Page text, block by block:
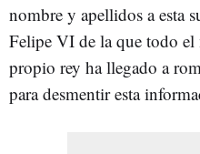
nombre y apellidos a esta
Felipe VI de la que todo el
propio rey ha llegado a
para desmentir esta